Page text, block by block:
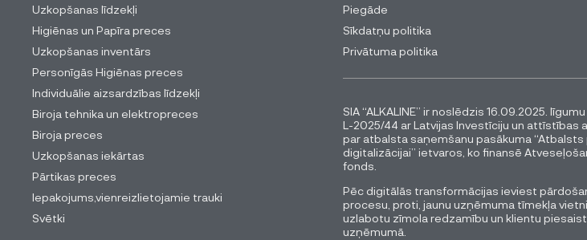
Uzkopšanas līdzekļi
Higiēnas un Papīra preces
Uzkopšanas inventārs
Personīgās Higiēnas preces
Individuālie aizsardzības līdzekļi
Biroja tehnika un elektropreces
Biroja preces
Uzkopšanas iekārtas
Pārtikas preces
Iepakojums,vienreizlietojamie trauki
Svētki
Piegāde
Sīkdatņu politika
Privātuma politika
SIA “ALKALINE” ir noslēdzis 16.09.2025.
L-2025/44 ar Latvijas Investīciju un attīstības
par atbalsta saņemšanu pasākuma
digitalizācijai” ietvaros, ko finansē
fonds.
Pēc digitālās transformācijas ieviest
procesu, proti, jaunu uzņēmuma tīmekļa
uzlabotu zīmola redzamību un klientu
uzņēmumā.